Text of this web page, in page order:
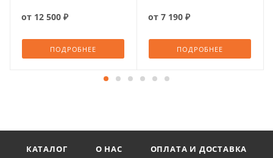
от 12 500 ₽
ПОДРОБНЕЕ
от 7 190 ₽
ПОДРОБНЕЕ
КАТАЛОГ О НАС
ОПЛАТА И ДОСТАВКА